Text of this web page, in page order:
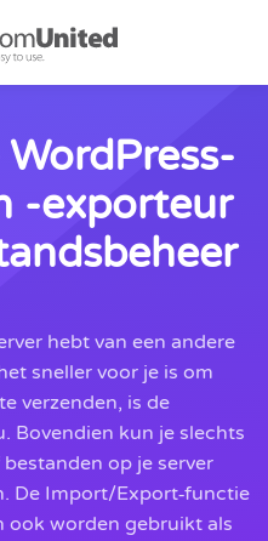
-exporteur
hebt van een andere
sneller voor je is om
verzenden, is de
Bovendien kun je slechts
op je server
De Import/Export‑functie
ook worden gebruikt als